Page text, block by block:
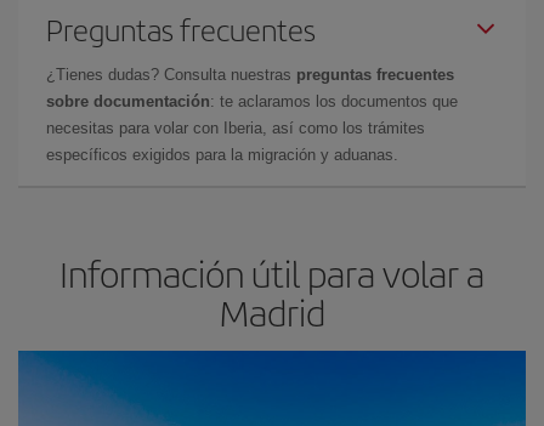
Preguntas frecuentes
¿Tienes dudas? Consulta nuestras preguntas frecuentes
sobre documentación: te aclaramos los documentos que
necesitas para volar con Iberia, así como los trámites
específicos exigidos para la migración y aduanas.
Información útil para volar a
Madrid